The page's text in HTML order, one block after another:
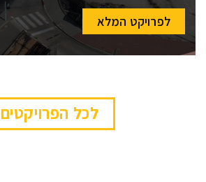
לפרויקט המלא
לכל הפרויקטים